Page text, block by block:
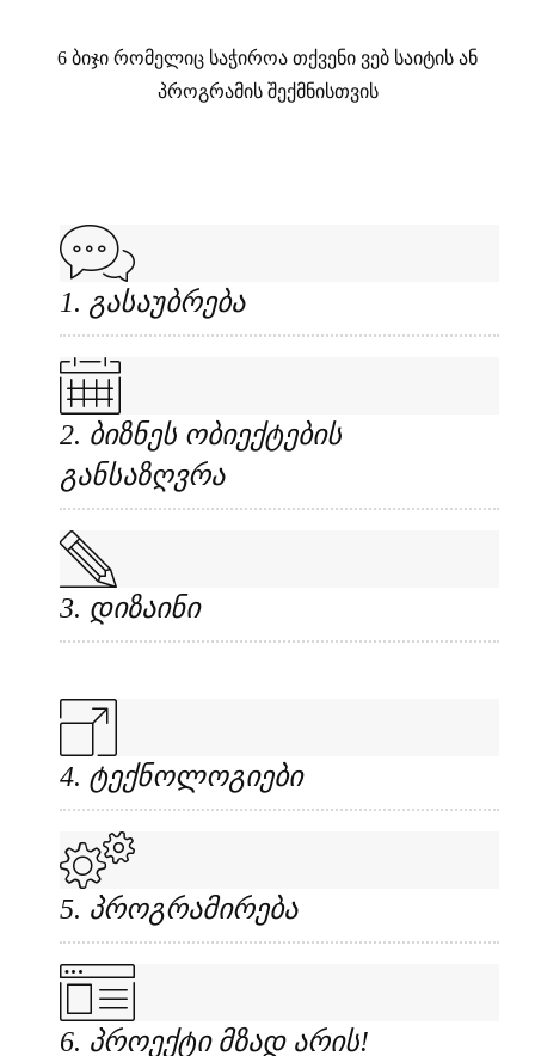
6 ბიჯი რომელიც საჭიროა თქვენი ვებ საიტის ან
პროგრამის შექმნისთვის
1. გასაუბრება
2. ბიზნეს ობიექტების
განსაზღვრა
3. დიზაინი
4. ტექნოლოგიები
5. პროგრამირება
6. პროექტი მზად არის!